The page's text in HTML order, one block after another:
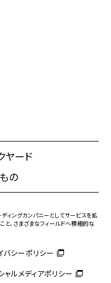
ヤード
の
ィングカンパニーとしてサービスを拡
と、さまざまなフィールドへ積極的な
バシーポリシー
ャルメディアポリシー